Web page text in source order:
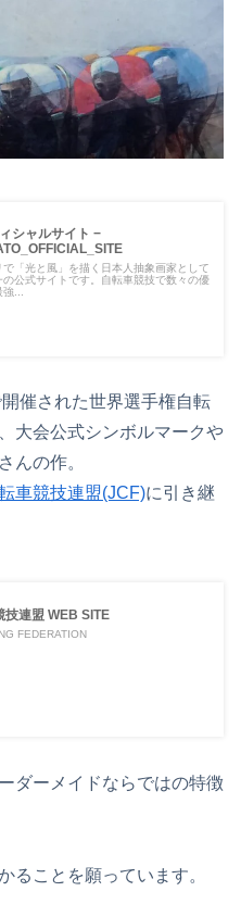
シャルサイト −
で「光と風」を描く日本人抽象画家として
公式サイトです。自転車競技で数々の優
強...
催された世界選手権自転
大会公式シンボルマークや
んの作。
車競技連盟(JCF)に引き継
技連盟 WEB SITE
FEDERATION
ダーメイドならではの特徴
ることを願っています。